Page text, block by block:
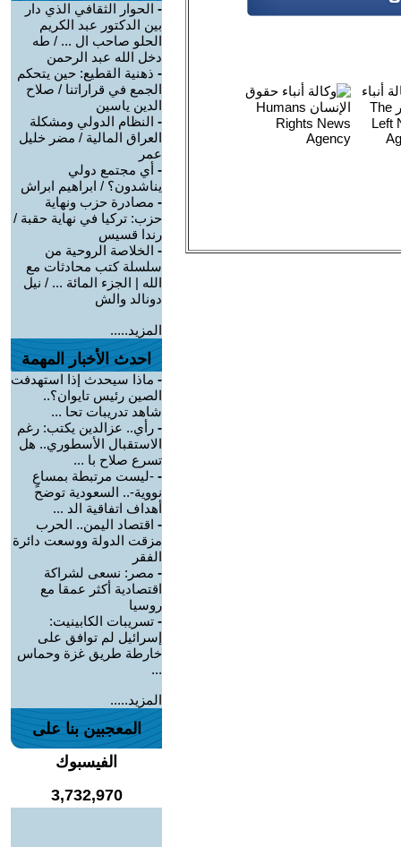
- الحوار الثقافي الذي دار
بين الدكتور عبد الكريم
الحلو صاحب ال ... / طه
دخل الله عبد الرحمن
- ذهنية القطيع: حين يتحكم
الجمع في قراراتنا / صلاح
الدين ياسين
- النظام الدولي ومشكلة
العراق المالية / مضر خليل
عمر
- أي مجتمع دولي
يناشدون؟ / ابراهيم ابراش
- مصادرة حزب ونهاية
حزب: تركيا في نهاية حقبة /
رندا قسيس
- الخلاصة الروحية من
سلسلة كتب محادثات مع
الله | الجزء المائة ... / نيل
دونالد والش
المزيد.....
احدث الأخبار المهمة
- ماذا سيحدث إذا استهدفت
الصين رئيس تايوان؟..
شاهد تدريبات تحا ...
- رأي.. عزالدين يكتب: رغم
الاستقبال الأسطوري.. هل
تسرع صلاح با ...
- -ليست مرتبطة بمساعٍ
نووية-.. السعودية توضح
أهداف اتفاقية الد ...
- اقتصاد اليمن.. الحرب
مزقت الدولة ووسعت دائرة
الفقر
- مصر: نسعى لشراكة
اقتصادية أكثر عمقا مع
روسيا
- تسريبات الكابينيت:
إسرائيل لم توافق على
خارطة طريق غزة وحماس
...
المزيد.....
المعجبين بنا على
الفيسبوك
3,732,970